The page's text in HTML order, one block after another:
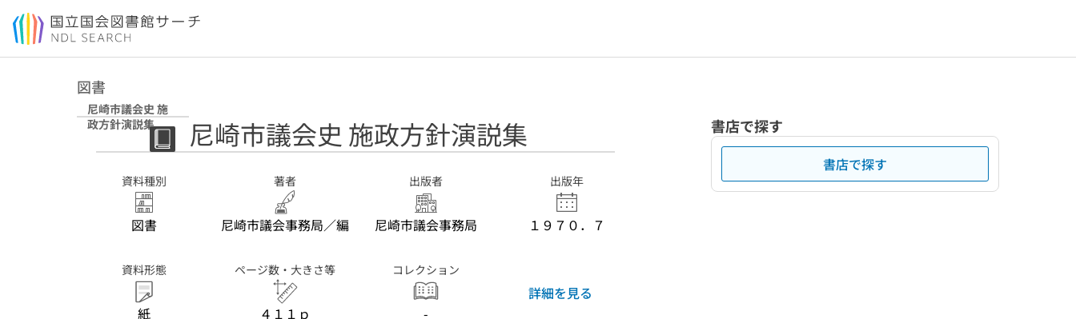
本文へ移動
図書
尼崎市議会史 施
政方針演説集
尼崎市議会史 施政方針演説集
資料種別
図書
著者
尼崎市議会事務局／編
出版者
尼崎市議会事務局
出版年
１９７０．７
資料形態
紙
ページ数・大きさ等
４１１ｐ
コレクション
-
詳細を見る
書店で探す
書店で探す